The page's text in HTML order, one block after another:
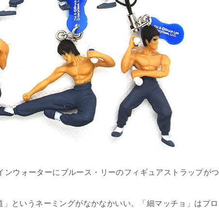
ンウォーターにブルース・リーのフィギュアストラップがつ
」というネーミングがなかなかいい。「細マッチョ」はプロ